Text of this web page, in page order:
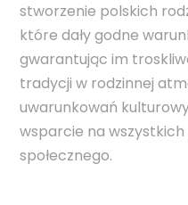
stworzenie polskich
które dały godne
gwarantując im
tradycji w rodzinnej
uwarunkowań
wsparcie na
społecznego.